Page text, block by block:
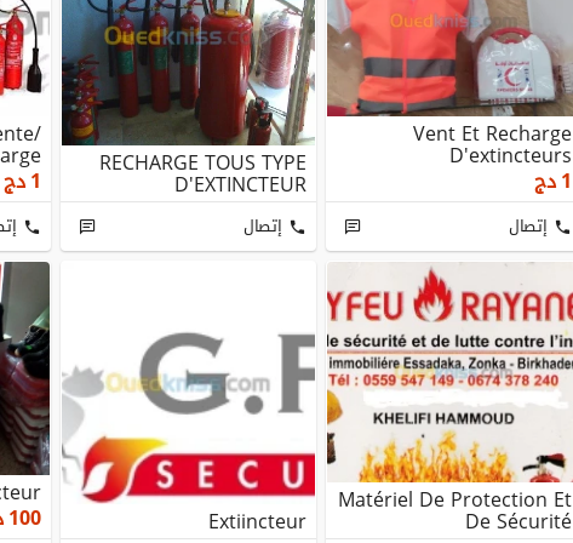
Vent Et Recharge
D'extincteurs
1دج
إتصال
RECHARGE TOUS TYPE
D'EXTINCTEUR
إتصال
1دج
Matériel De Protection Et
De Sécurité
Extiincteur
100